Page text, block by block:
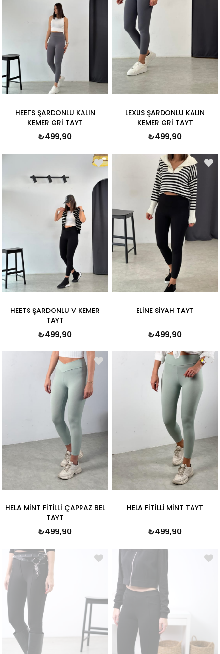
HEETS ŞARDONLU KALIN
KEMER GRİ TAYT
₺499,90
LEXUS ŞARDONLU KALIN
KEMER GRİ TAYT
₺499,90
HEETS ŞARDONLU V KEMER
TAYT
₺499,90
ELİNE SİYAH TAYT
₺499,90
HELA MİNT FİTİLLİ ÇAPRAZ BEL
TAYT
₺499,90
HELA FİTİLLİ MİNT TAYT
₺499,90